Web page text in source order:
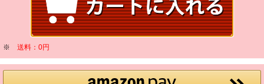
※ 送料：0円